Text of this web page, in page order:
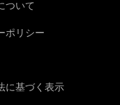
ついて
ポリシー
に基づく表示